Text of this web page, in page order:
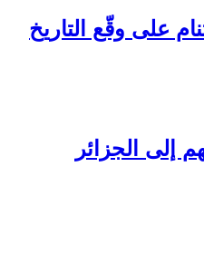
على وقّع التاريخ
إلى الجزائر